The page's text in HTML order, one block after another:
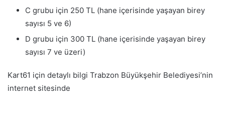
C grubu için 250 TL (hane içerisinde yaşayan birey
sayısı 5 ve 6)
D grubu için 300 TL (hane içerisinde yaşayan birey
sayısı 7 ve üzeri)
Kart61 için detaylı bilgi Trabzon Büyükşehir Belediyesi’nin
internet sitesinde